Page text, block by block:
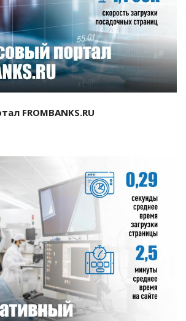
Смотреть проект
FROMBANKS.RU
Смотреть проект